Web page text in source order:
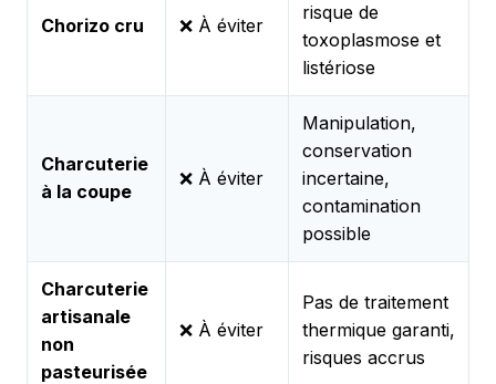
Chorizo cru ❌ À éviter
risque de
toxoplasmose et
listériose
Charcuterie
à la coupe
❌ À éviter
Manipulation,
conservation
incertaine,
contamination
possible
Charcuterie
artisanale
non
pasteurisée
❌ À éviter
Pas de traitement
thermique garanti,
risques accrus